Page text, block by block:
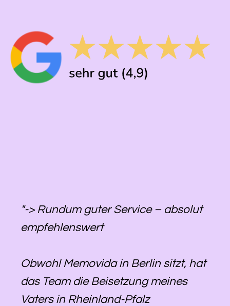
"-> Rundum guter Service – absolut
empfehlenswert
Obwohl Memovida in Berlin sitzt, hat
das Team die Beisetzung meines
Vaters in Rheinland-Pfalz